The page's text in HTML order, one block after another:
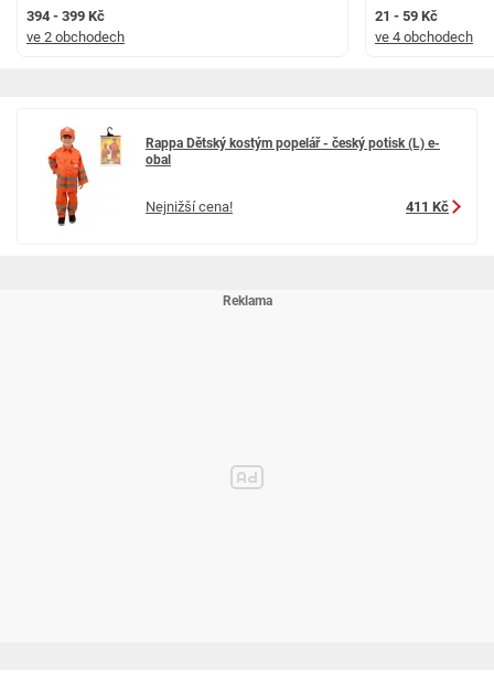
394 - 399 Kč
ve 2 obchodech
21 - 59 Kč
ve 4 obchodech
Rappa Dětský kostým popelář - český potisk (L) e-
obal
Nejnižší cena! 411 Kč